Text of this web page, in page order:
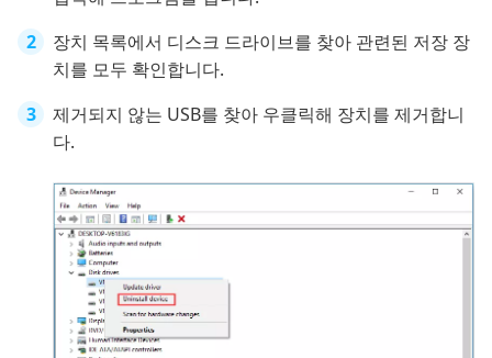
장치 목록에서 디스크 드라이브를 찾아 관련된 저장 장
치를 모두 확인합니다.
제거되지 않는 USB를 찾아 우클릭해 장치를 제거합니
다.